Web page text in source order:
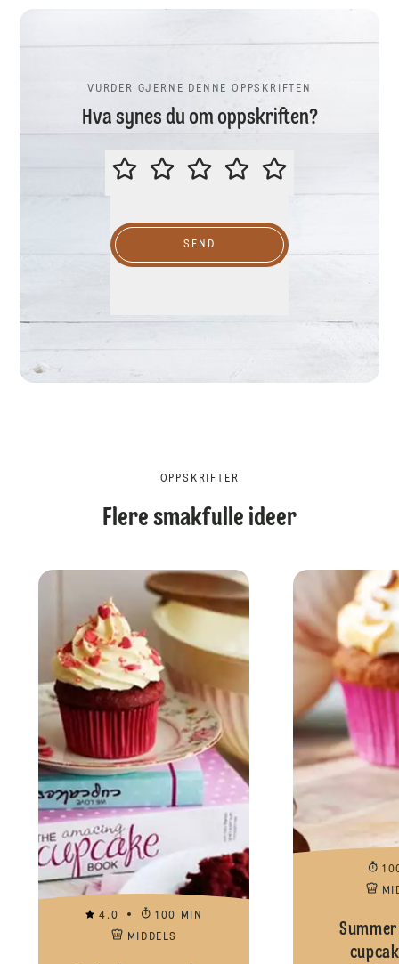
VURDER GJERNE DENNE OPPSKRIFTEN
Hva synes du om oppskriften?
VURDER GJERNE DENNE
SEND
OPPSKRIFTER
Flere smakfulle ideer
4.0
100 MIN
MIDDELS